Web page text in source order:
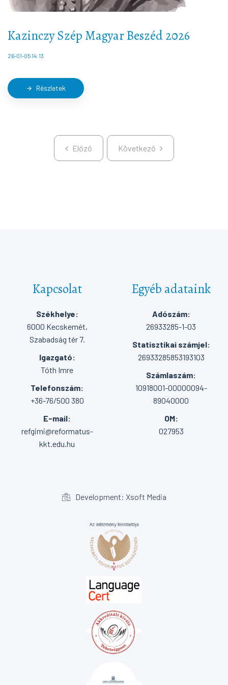
Kazinczy Szép Magyar Beszéd 2026
26-01-05 14:13
arrow_forward Részletek
Előző Következő Következő
Kapcsolat
Székhelye:
6000 Kecskemét,
Szabadság tér 7.
Igazgató:
Tóth Imre
Telefonszám:
+36-76/500 380
E-mail:
refgimi@reformatus-
kkt.edu.hu
Egyéb adataink
Adószám:
26933285-1-03
Statisztikai számjel:
26933285853193103
Számlaszám:
10918001-00000094-
89040000
OM:
027953
Development: Xsoft Media